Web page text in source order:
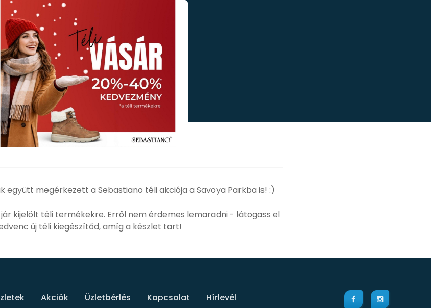
együtt megérkezett a Sebastiano téli akciója a Savoya Parkba is! :)
kijelölt téli termékekre. Erről nem érdemes lemaradni - látogass el
új téli kiegészítőd, amíg a készlet tart!
Akciók Üzletbérlés Kapcsolat Hírlevél